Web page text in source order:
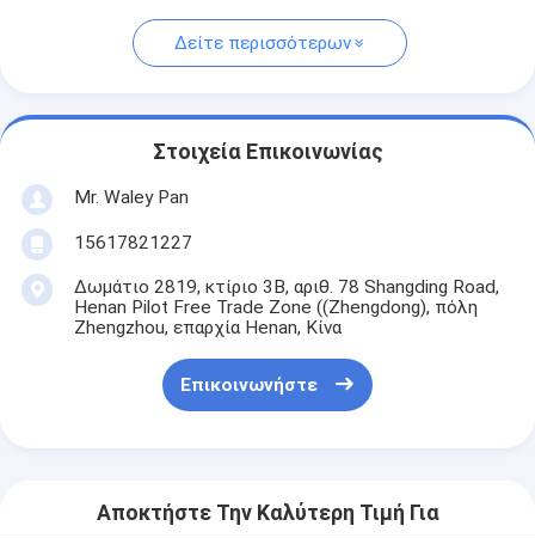
Δείτε περισσότερων
Στοιχεία Επικοινωνίας
Mr. Waley Pan
15617821227
Δωμάτιο 2819, κτίριο 3Β, αριθ. 78 Shangding Road,
Henan Pilot Free Trade Zone ((Zhengdong), πόλη
Zhengzhou, επαρχία Henan, Κίνα
Επικοινωνήστε
Αποκτήστε Την Καλύτερη Τιμή Για